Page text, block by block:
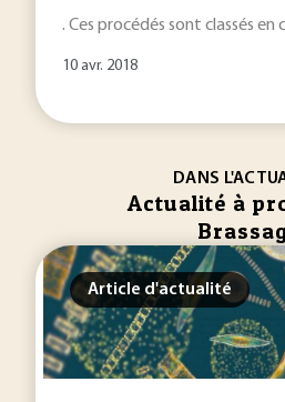
. Ces procédés sont classés
10 avr. 2018
DANS
Actualité à
Article d'actualité